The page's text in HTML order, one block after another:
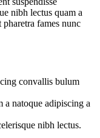
nibh lectus quam a
fames nunc
convallis bulum
a natoque adipiscing a
nibh lectus.